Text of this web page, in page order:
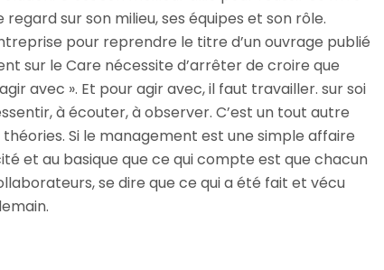
sur son milieu, ses équipes et son rôle.
pour reprendre le titre d’un ouvrage publié
sur le Care nécessite d’arrêter de croire que
avec ». Et pour agir avec, il faut travailler. sur soi
à écouter, à observer. C’est un tout autre
Si le management est une simple affaire
et au basique que ce qui compte est que chacun
se dire que ce qui a été fait et vécu